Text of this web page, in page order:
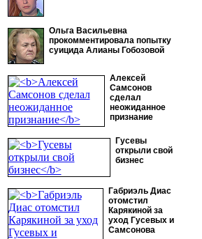
Ольга Васильевна
прокомментировала попытку
суицида Алианы Гобозовой
Алексей
Самсонов
сделал
неожиданное
признание
Гусевы
открыли свой
бизнес
Габриэль Диас
отомстил
Карякиной за
уход Гусевых и
Самсонова